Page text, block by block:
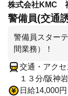
株式会社KMC
警備員(交通
警備員スター
間業務）！
交通・アク
１３分/阪神
日給14,000円